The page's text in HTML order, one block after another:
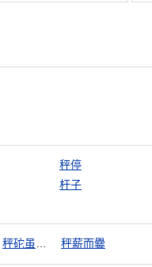
秤停
杆子
秤薪而爨